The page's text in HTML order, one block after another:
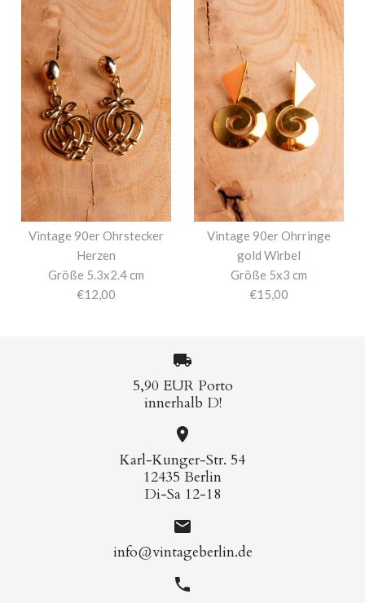
Vintage 90er Ohrstecker
Herzen
Größe 5.3x2.4 cm
€12,00
Vintage 90er Ohrringe
gold Wirbel
Größe 5x3 cm
€15,00
5,90 EUR Porto
innerhalb D!
Karl-Kunger-Str. 54
12435 Berlin
Di-Sa 12-18
info@vintageberlin.de